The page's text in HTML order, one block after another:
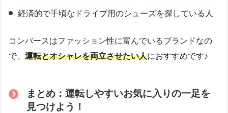
経済的で手頃なドライブ用のシューズを探している人
コンバースはファッション性に富んでいるブランドなの
で、 運転とオシャレを両立させたい人におすすめです♪
まとめ：運転しやすいお気に入りの一足を
見つけよう！